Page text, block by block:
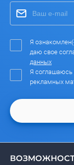
Я
даю свое
данных
Я соглашаюсь
рекламных